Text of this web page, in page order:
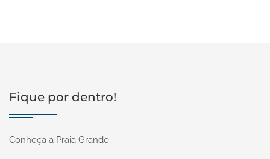
Fique por dentro!
Conheça a Praia Grande